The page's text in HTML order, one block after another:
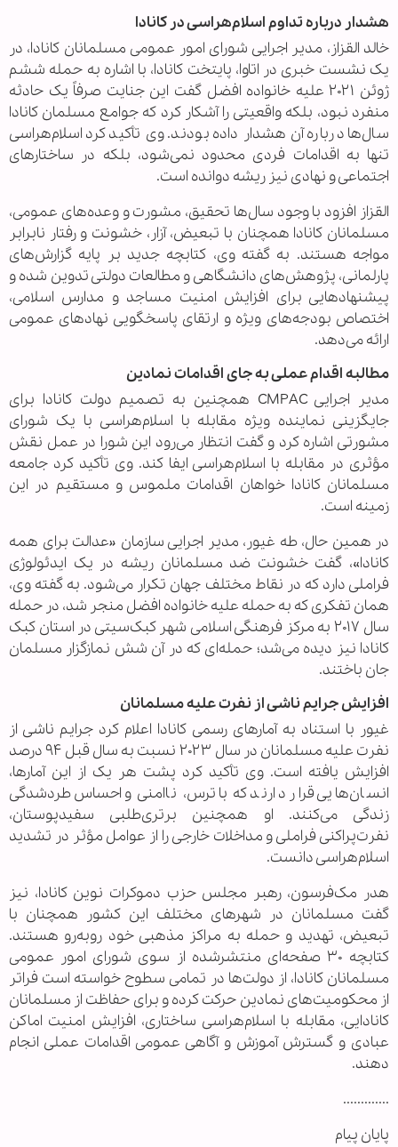
هشدار درباره تداوم اسلام‌هراسی در کانادا
خالد القزاز، مدیر اجرایی شورای امور عمومی مسلمانان کانادا، در
یک نشست خبری در اتاوا، پایتخت کانادا، با اشاره به حمله ششم
ژوئن ۲۰۲۱ علیه خانواده افضل گفت این جنایت صرفاً یک حادثه
منفرد نبود، بلکه واقعیتی را آشکار کرد که جوامع مسلمان کانادا
سال‌ها درباره آن هشدار داده بودند. وی تأکید کرد اسلام‌هراسی
تنها به اقدامات فردی محدود نمی‌شود، بلکه در ساختارهای
اجتماعی و نهادی نیز ریشه دوانده است.
القزاز افزود با وجود سال‌ها تحقیق، مشورت و وعده‌های عمومی،
مسلمانان کانادا همچنان با تبعیض، آزار، خشونت و رفتار نابرابر
مواجه هستند. به گفته وی، کتابچه جدید بر پایه گزارش‌های
پارلمانی، پژوهش‌های دانشگاهی و مطالعات دولتی تدوین شده و
پیشنهادهایی برای افزایش امنیت مساجد و مدارس اسلامی،
اختصاص بودجه‌های ویژه و ارتقای پاسخگویی نهادهای عمومی
ارائه می‌دهد.
مطالبه اقدام عملی به جای اقدامات نمادین
مدیر اجرایی CMPAC همچنین به تصمیم دولت کانادا برای
جایگزینی نماینده ویژه مقابله با اسلام‌هراسی با یک شورای
مشورتی اشاره کرد و گفت انتظار می‌رود این شورا در عمل نقش
مؤثری در مقابله با اسلام‌هراسی ایفا کند. وی تأکید کرد جامعه
مسلمانان کانادا خواهان اقدامات ملموس و مستقیم در این
زمینه است.
در همین حال، طه غیور، مدیر اجرایی سازمان «عدالت برای همه
کانادا»، گفت خشونت ضد مسلمانان ریشه در یک ایدئولوژی
فراملی دارد که در نقاط مختلف جهان تکرار می‌شود. به گفته وی،
همان تفکری که به حمله علیه خانواده افضل منجر شد، در حمله
سال ۲۰۱۷ به مرکز فرهنگی اسلامی شهر کبک‌سیتی در استان کبک
کانادا نیز دیده می‌شد؛ حمله‌ای که در آن شش نمازگزار مسلمان
جان باختند.
افزایش جرایم ناشی از نفرت علیه مسلمانان
غیور با استناد به آمارهای رسمی کانادا اعلام کرد جرایم ناشی از
نفرت علیه مسلمانان در سال ۲۰۲۳ نسبت به سال قبل ۹۴ درصد
افزایش یافته است. وی تأکید کرد پشت هر یک از این آمارها،
انسان‌هایی قرار دارند که با ترس، ناامنی و احساس طردشدگی
زندگی می‌کنند. او همچنین برتری‌طلبی سفیدپوستان،
نفرت‌پراکنی فراملی و مداخلات خارجی را از عوامل مؤثر در تشدید
اسلام‌هراسی دانست.
هدر مک‌فرسون، رهبر مجلس حزب دموکرات نوین کانادا، نیز
گفت مسلمانان در شهرهای مختلف این کشور همچنان با
تبعیض، تهدید و حمله به مراکز مذهبی خود روبه‌رو هستند.
کتابچه ۳۰ صفحه‌ای منتشرشده از سوی شورای امور عمومی
مسلمانان کانادا، از دولت‌ها در تمامی سطوح خواسته است فراتر
از محکومیت‌های نمادین حرکت کرده و برای حفاظت از مسلمانان
کانادایی، مقابله با اسلام‌هراسی ساختاری، افزایش امنیت اماکن
عبادی و گسترش آموزش و آگاهی عمومی اقدامات عملی انجام
دهند.
.............
پایان پیام